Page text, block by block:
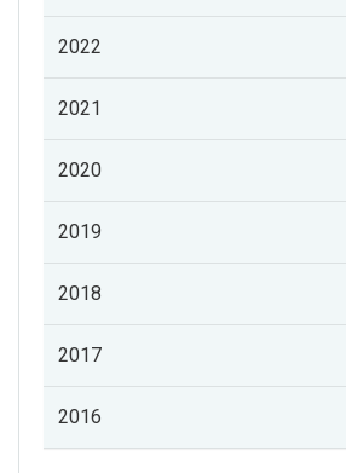
2022
2021
2020
2019
2018
2017
2016